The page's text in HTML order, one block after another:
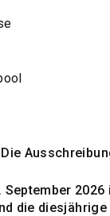
September 2026
die diesjährige